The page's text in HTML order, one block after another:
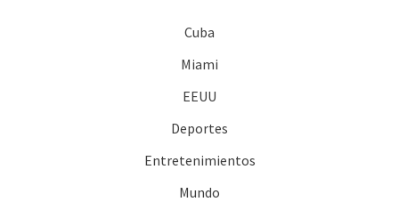
Cuba
Miami
EEUU
Deportes
Entretenimientos
Mundo